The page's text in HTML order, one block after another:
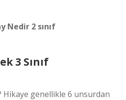
Nedir 2 sınıf
3 Sınıf
Hikaye genellikle 6 unsurdan